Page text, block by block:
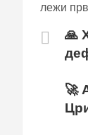
лежи
🙏
🚀